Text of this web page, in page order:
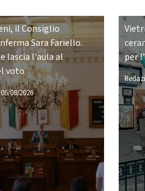
il Consiglio
Sara Fariello.
lascia l'aula al
voto
06/08/2026
per